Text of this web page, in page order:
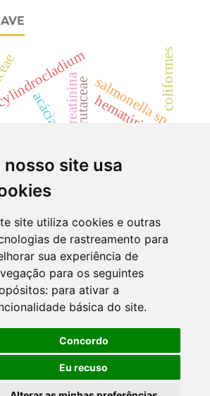
nosso site usa
site utiliza cookies e outras
de rastreamento para
sua experiência de
para os seguintes
para ativar a
básica do site.
Concordo
Eu recuso
interações moleculares
creatinina
acácias
uréia
hematúria
landrace
rutaceae
samambaia
salmonella sp
bignoniaceae
coliformes